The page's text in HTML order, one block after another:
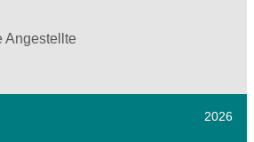
Angestellte
2026